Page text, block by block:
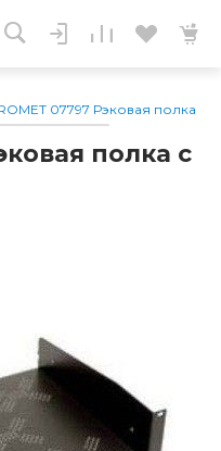
07797 Рэковая полка
полка с